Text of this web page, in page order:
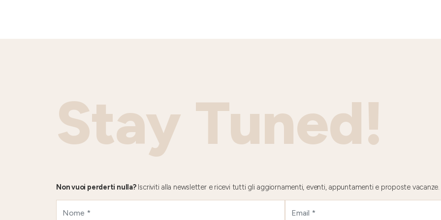
Stay Tuned!
Non vuoi perderti nulla?Iscriviti alla newsletter e ricevi tutti gli aggiornamenti, eventi, appuntamenti e proposte vacanze.